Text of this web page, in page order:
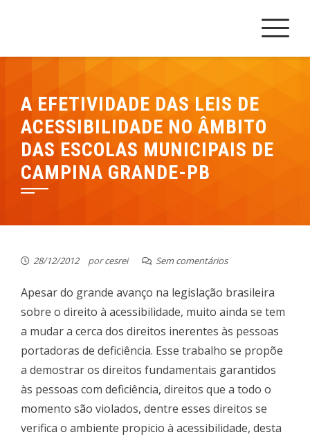
A EFETIVIDADE DAS LEIS DE
ACESSIBILIDADE NO ÂMBITO
DAS ESCOLAS MUNICIPAIS DE
CAMPINA GRANDE-PB
28/12/2012 porcesrei Sem comentários
Apesar do grande avanço na legislação brasileira
sobre o direito à acessibilidade, muito ainda se tem
a mudar a cerca dos direitos inerentes às pessoas
portadoras de deficiência. Esse trabalho se propõe
a demostrar os direitos fundamentais garantidos
às pessoas com deficiência, direitos que a todo o
momento são violados, dentre esses direitos se
verifica o ambiente propicio à acessibilidade, desta